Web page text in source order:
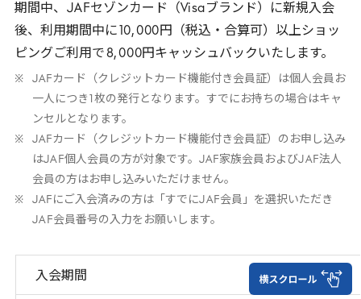
期間中、 JAFセゾンカード（Visaブランド）に新規入会
後、利用期間中に 10,000円（税込・合算可）以上ショッ
ピングご利用で8,000円キャッシュバックいたします。
JAFカード（クレジットカード機能付き会員証）は個人会員お
一人につき
枚の発行となります。すでにお持ちの場合はキャ
ンセルとなります。
JAFカード（クレジットカード機能付き会員証）のお申し込み
はJAF個人会員の方が対象です。 JAF家族会員およびJAF法人
会員の方はお申し込みいただけません。
JAF にご入会済みの方は「すでにJAF会員」を選択いただき
JAF会員番号の入力をお願いします。
入会期間